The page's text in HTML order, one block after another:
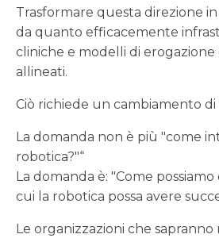
Trasformare questa direzione
da quanto efficacemente
cliniche e modelli di erogazione
allineati.
Ciò richiede un cambiamento
La domanda non è più "come
robotica?"“
La domanda è: "Come
cui la robotica possa avere
Le organizzazioni che